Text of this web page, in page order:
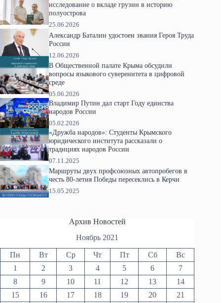
исследование о вкладе грузин в историю
полуострова
25.06.2026
Александр Баталин удостоен звания Героя Труда
России
12.06.2026
В Общественной палате Крыма обсудили
вопросы языкового суверенитета в цифровой
среде
05.06.2026
Владимир Путин дал старт Году единства
народов России
05.02.2026
«Дружба народов»: Студенты Крымского
юридического института рассказали о
традициях народов России
07.11.2025
Маршруты двух профсоюзных автопробегов в
честь 80-летия Победы пересеклись в Керчи
15.05.2025
Архив Новостей
Ноябрь 2021
Пн Вт Ср Чт Пт Сб
Вс
1
2 3 4 5 6
7
8
9 10 11 12 13
14
15
16 17 18 19 20
21